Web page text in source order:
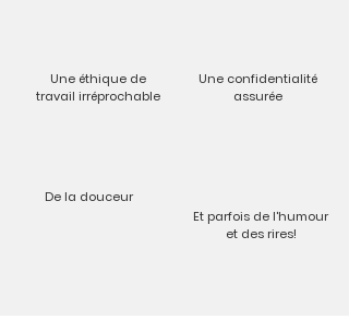
Une éthique de
travail irréprochable
Une confidentialité
assurée
De la douceur
Et parfois de l'humour
et des rires!